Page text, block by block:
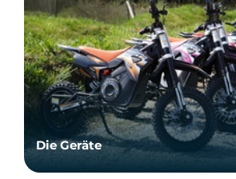
Die Geräte